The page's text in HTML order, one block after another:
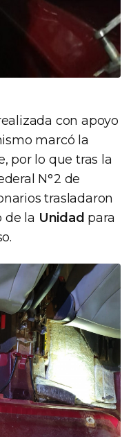
con apoyo
marcó la
por lo que tras la
N°2 de
trasladaron
de la Unidad para